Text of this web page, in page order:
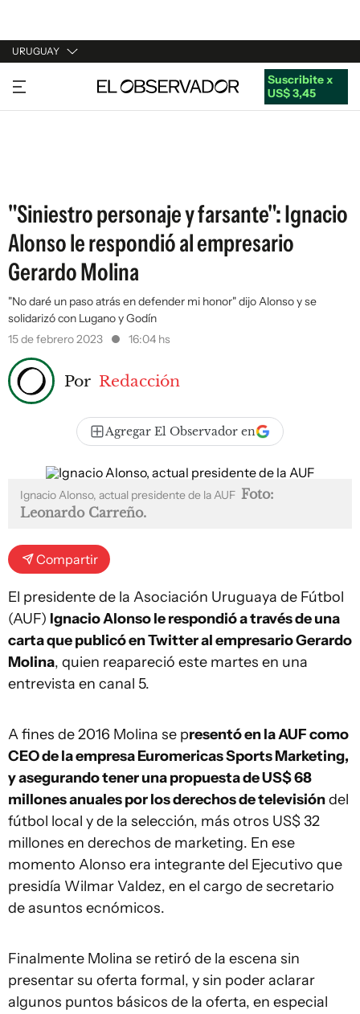
URUGUAY
URUGUAY
ARGENTINA
Suscribite x
US$ 3,45
"Siniestro personaje y farsante": Ignacio
Alonso le respondió al empresario
Gerardo Molina
"No daré un paso atrás en defender mi honor" dijo Alonso y se
solidarizó con Lugano y Godín
15 de febrero 2023
16:04 hs
Por Redacción
Agregar El Observador en
Ignacio Alonso, actual presidente de la AUF Foto:
Leonardo Carreño.
Compartir
El presidente de la Asociación Uruguaya de Fútbol
(AUF) Ignacio Alonso le respondió a través de una
carta que publicó en Twitter al empresario Gerardo
Molina, quien reapareció este martes en una
entrevista en canal 5.
A fines de 2016 Molina se presentó en la AUF como
CEO de la empresa Euromericas Sports Marketing,
y asegurando tener una propuesta de US$ 68
millones anuales por los derechos de televisióndel
fútbol local y de la selección, más otros US$ 32
millones en derechos de marketing. En ese
momento Alonso era integrante del Ejecutivo que
presidía Wilmar Valdez, en el cargo de secretario
de asuntos ecnómicos.
Finalmente Molina se retiró de la escena sin
presentar su oferta formal, y sin poder aclarar
algunos puntos básicos de la oferta, en especial